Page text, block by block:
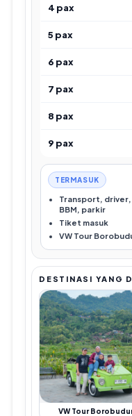
4 pax
5 pax
6 pax
7 pax
8 pax
9 pax
TERMASUK
Transport, driver,
BBM, parkir
Tiket masuk
VW Tour
DESTINASI YANG
VW Tour